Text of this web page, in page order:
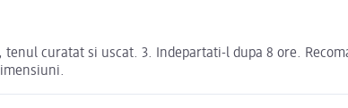
curatat si uscat. 3. Indepartati-l dupa 8 ore.